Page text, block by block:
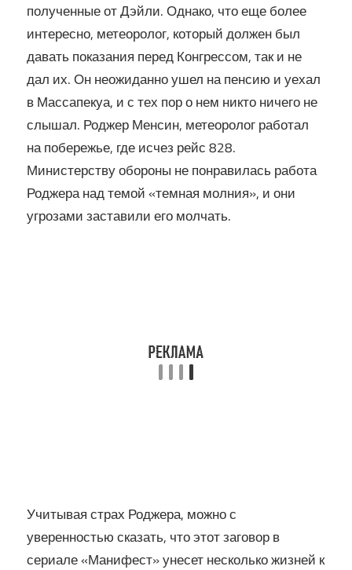
полученные от Дэйли. Однако, что еще более
интересно, метеоролог, который должен был
давать показания перед Конгрессом, так и не
дал их. Он неожиданно ушел на пенсию и уехал
в Массапекуа, и с тех пор о нем никто ничего не
слышал. Роджер Менсин, метеоролог работал
на побережье, где исчез рейс 828.
Министерству обороны не понравилась работа
Роджера над темой «темная молния», и они
угрозами заставили его молчать.
Учитывая страх Роджера, можно с
уверенностью сказать, что этот заговор в
сериале «Манифест» унесет несколько жизней к